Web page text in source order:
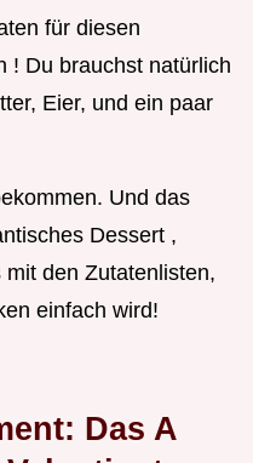
für diesen
! Du brauchst natürlich
Eier, und ein paar
Und das
Dessert ,
den Zutatenlisten,
einfach wird!
Das A